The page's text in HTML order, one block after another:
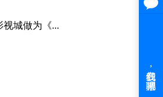
城做为《...